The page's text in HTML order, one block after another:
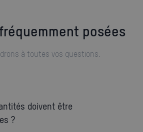
fréquemment posées
à toutes vos questions.
doivent être
?